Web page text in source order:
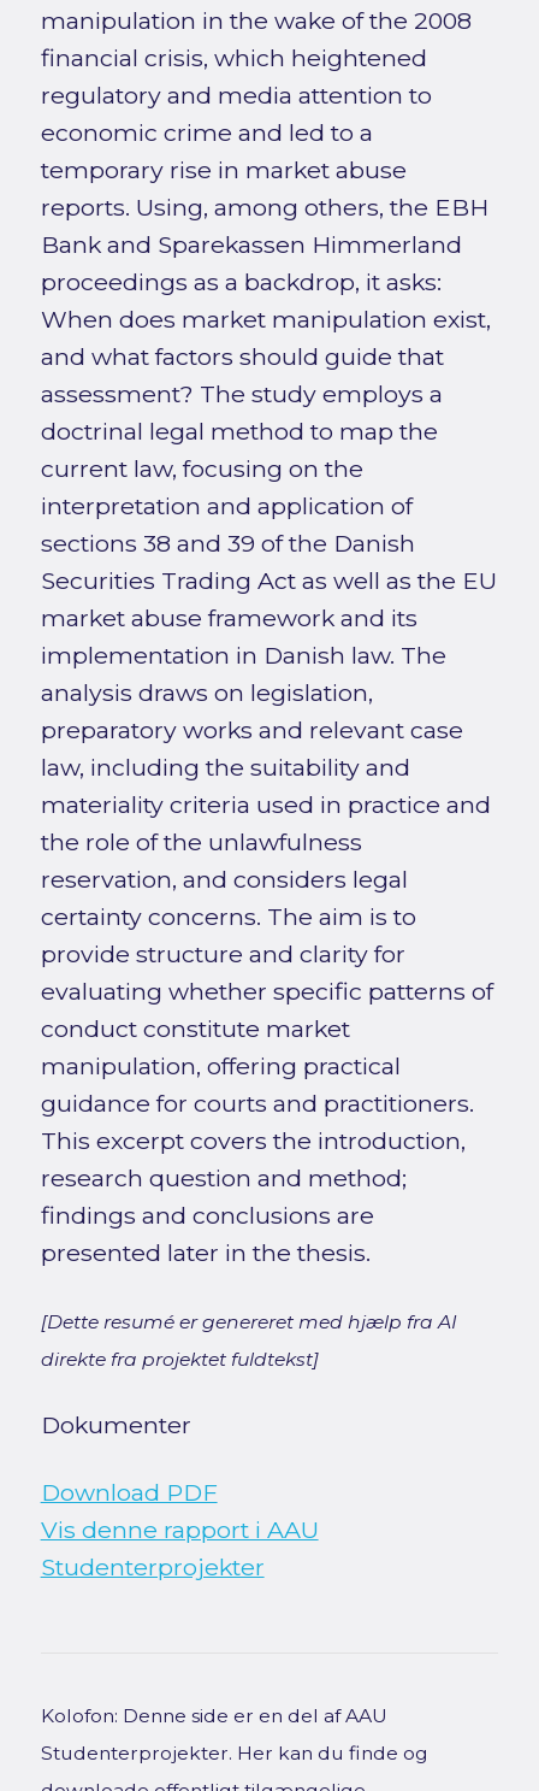
manipulation in the wake of the 2008
financial crisis, which heightened
regulatory and media attention to
economic crime and led to a
temporary rise in market abuse
reports. Using, among others, the EBH
Bank and Sparekassen Himmerland
proceedings as a backdrop, it asks:
When does market manipulation exist,
and what factors should guide that
assessment? The study employs a
doctrinal legal method to map the
current law, focusing on the
interpretation and application of
sections 38 and 39 of the Danish
Securities Trading Act as well as the EU
market abuse framework and its
implementation in Danish law. The
analysis draws on legislation,
preparatory works and relevant case
law, including the suitability and
materiality criteria used in practice and
the role of the unlawfulness
reservation, and considers legal
certainty concerns. The aim is to
provide structure and clarity for
evaluating whether specific patterns of
conduct constitute market
manipulation, offering practical
guidance for courts and practitioners.
This excerpt covers the introduction,
research question and method;
findings and conclusions are
presented later in the thesis.
[Dette resumé er genereret med hjælp fra AI
direkte fra projektet fuldtekst]
Dokumenter
Download PDF
Vis denne rapport i AAU
Studenterprojekter
Kolofon: Denne side er en del af AAU
Studenterprojekter. Her kan du finde og